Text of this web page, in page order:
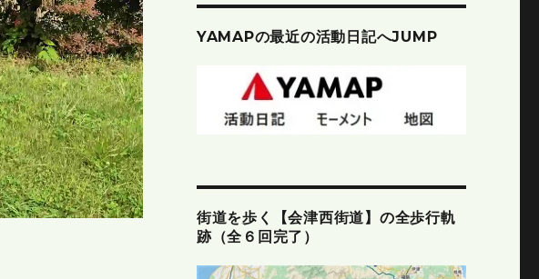
YAMAPの最近の活動日記へJUMP
街道を歩く【会津西街道】の全歩行軌
跡（全６回完了）